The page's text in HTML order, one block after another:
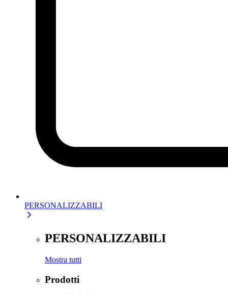
PERSONALIZZABILI
PERSONALIZZABILI
Mostra tutti
Prodotti